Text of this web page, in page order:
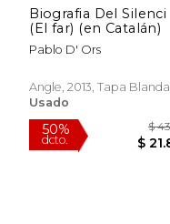
Biografia Del Silenci
(El far) (en Catalán)
Pablo D' Ors
Angle, 2013, Tapa Blanda,
Usado